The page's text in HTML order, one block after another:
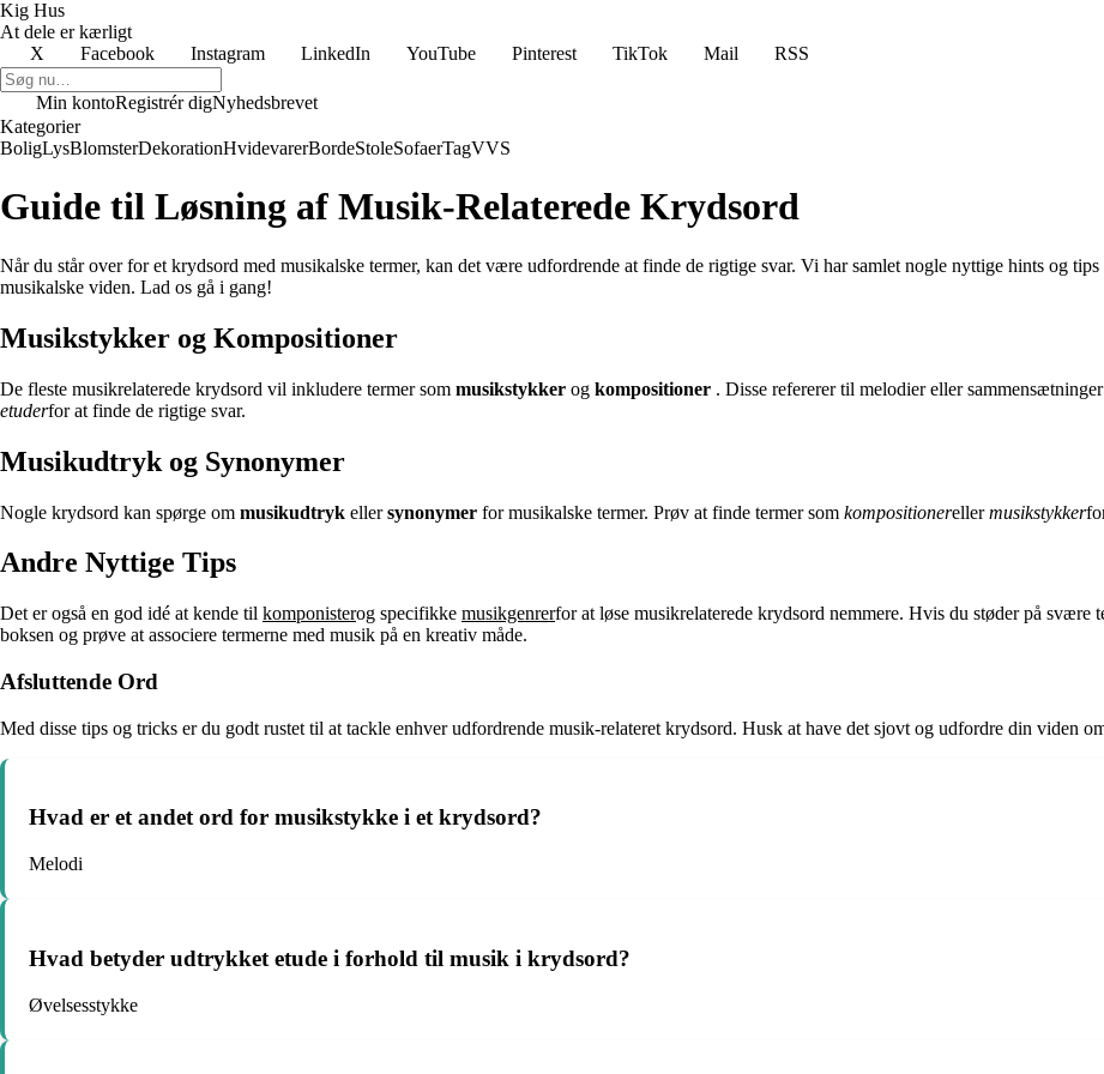
Kig Hus
At dele er kærligt
X
Facebook Instagram LinkedIn YouTube Pinterest TikTok Mail RSS
Min kontoRegistrér digNyhedsbrevet
Kategorier
BoligLysBlomsterDekorationHvidevarerBordeStoleSofaerTagVVS
Guide til Løsning af Musik-Relaterede Krydsord
Når du står over for et krydsord med musikalske termer, kan det være udfordrende at finde de rigtige svar. Vi har samlet nogle nyttige hints og
musikalske viden. Lad os gå i gang!
Musikstykker og Kompositioner
De fleste musikrelaterede krydsord vil inkludere termer som musikstykker og kompositioner . Disse refererer til melodier eller
etuderfor at finde de rigtige svar.
Musikudtryk og Synonymer
Nogle krydsord kan spørge om musikudtryk ellersynonymer for musikalske termer. Prøv at finde termer som kompositionerellermusikstykker
Andre Nyttige Tips
Det er også en god idé at kende til komponisterog specifikke musikgenrerfor at løse musikrelaterede krydsord nemmere. Hvis du støder på svære
boksen og prøve at associere termerne med musik på en kreativ måde.
Afsluttende Ord
Med disse tips og tricks er du godt rustet til at tackle enhver udfordrende musik-relateret krydsord. Husk at have det sjovt og udfordre din viden
Hvad er et andet ord for musikstykke i et krydsord?
Melodi
Hvad betyder udtrykket etude i forhold til musik i krydsord?
Øvelsesstykke